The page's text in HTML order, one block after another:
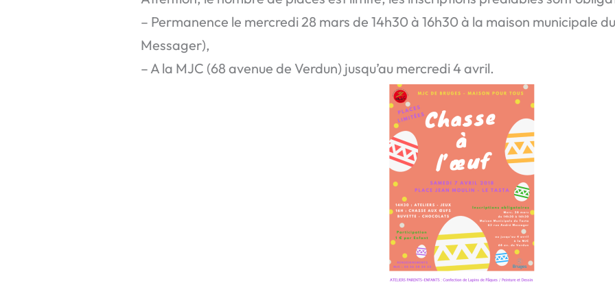
– Permanence le mercredi 28 mars de 14h30 à 16h30 à la maison municipale
Messager),
– A la MJC (68 avenue de Verdun) jusqu’au mercredi 4 avril.